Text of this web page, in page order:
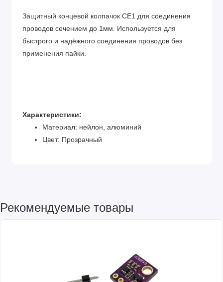
Защитный концевой колпачок CE1 для соединения
проводов сечением до 1мм. Используется для
быстрого и надёжного соединения проводов без
применения пайки.
Характеристики:
Материал: нейлон, алюминий
Цвет: Прозрачный
Рекомендуемые товары